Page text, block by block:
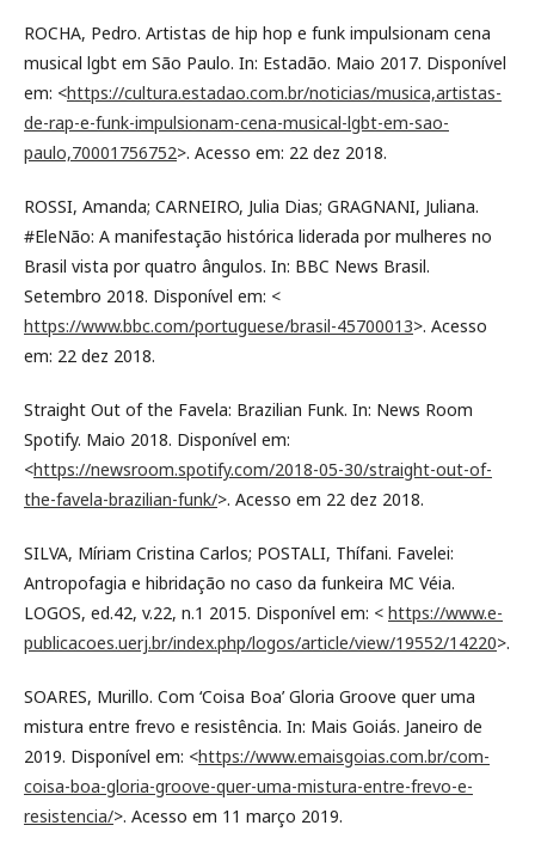
ROCHA, Pedro. Artistas de hip hop e funk impulsionam cena
musical lgbt em São Paulo. In: Estadão. Maio 2017. Disponível
em: <https://cultura.estadao.com.br/noticias/musica,artistas-
de-rap-e-funk-impulsionam-cena-musical-lgbt-em-sao-
paulo,70001756752>. Acesso em: 22 dez 2018.
ROSSI, Amanda; CARNEIRO, Julia Dias; GRAGNANI, Juliana.
#EleNão: A manifestação histórica liderada por mulheres no
Brasil vista por quatro ângulos. In: BBC News Brasil.
Setembro 2018. Disponível em: <
https://www.bbc.com/portuguese/brasil-45700013>. Acesso
em: 22 dez 2018.
Straight Out of the Favela: Brazilian Funk. In: News Room
Spotify. Maio 2018. Disponível em:
<https://newsroom.spotify.com/2018-05-30/straight-out-of-
the-favela-brazilian-funk/>. Acesso em 22 dez 2018.
SILVA, Míriam Cristina Carlos; POSTALI, Thífani. Favelei:
Antropofagia e hibridação no caso da funkeira MC Véia.
LOGOS, ed.42, v.22, n.1 2015. Disponível em: < https://www.e-
publicacoes.uerj.br/index.php/logos/article/view/19552/14220>.
SOARES, Murillo. Com ‘Coisa Boa’ Gloria Groove quer uma
mistura entre frevo e resistência. In: Mais Goiás. Janeiro de
2019. Disponível em: <https://www.emaisgoias.com.br/com-
coisa-boa-gloria-groove-quer-uma-mistura-entre-frevo-e-
resistencia/>. Acesso em 11 março 2019.